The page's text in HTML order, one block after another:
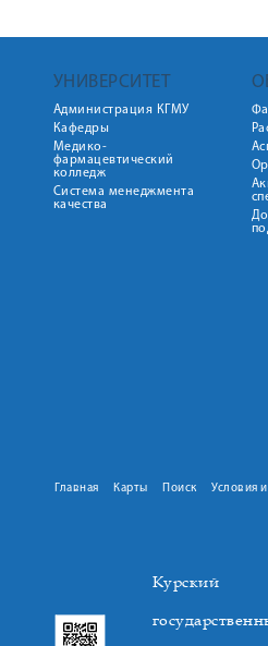
УНИВЕРСИТЕТ
Администрация КГМУ
Кафедры
Медико-
фармацевтический
колледж
Система менеджмента
качества
Главная Карты Поиск Условия
Курский